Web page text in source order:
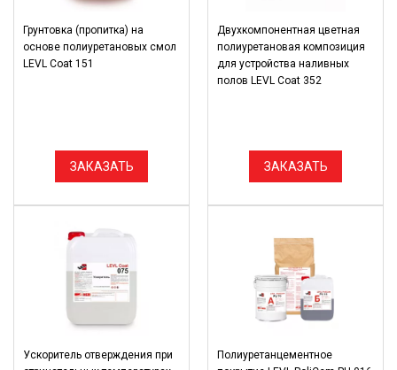
Грунтовка (пропитка) на
основе полиуретановых смол
LEVL Coat 151
ЗАКАЗАТЬ
Двухкомпонентная цветная
полиуретановая композиция
для устройства наливных
полов LEVL Coat 352
ЗАКАЗАТЬ
Ускоритель отверждения при
Полиуретанцементное